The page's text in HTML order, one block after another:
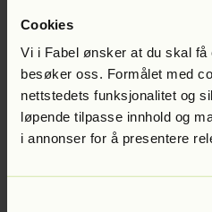
Cookies
Vi i Fabel ønsker at du skal få
besøker oss. Formålet med
nettstedets funksjonalitet og
løpende tilpasse innhold og
i annonser for å presentere